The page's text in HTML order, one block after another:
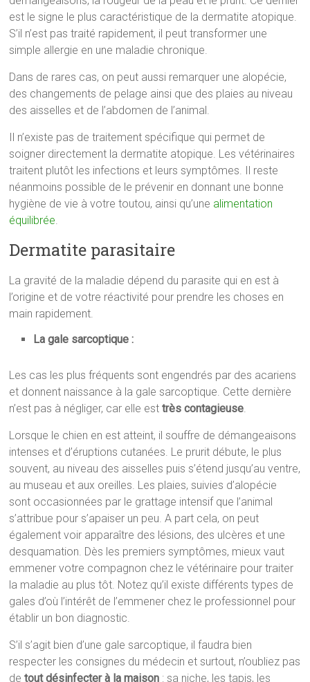
est le signe le plus caractéristique de la dermatite atopique.
S’il n’est pas traité rapidement, il peut transformer une
simple allergie en une maladie chronique.
Dans de rares cas, on peut aussi remarquer une alopécie,
des changements de pelage ainsi que des plaies au niveau
des aisselles et de l’abdomen de l’animal.
Il n’existe pas de traitement spécifique qui permet de
soigner directement la dermatite atopique. Les vétérinaires
traitent plutôt les infections et leurs symptômes. Il reste
néanmoins possible de le prévenir en donnant une bonne
hygiène de vie à votre toutou, ainsi qu’une alimentation
équilibrée
Dermatite parasitaire
La gravité de la maladie dépend du parasite qui en est à
l’origine et de votre réactivité pour prendre les choses en
main rapidement.
La gale sarcoptique :
Les cas les plus fréquents sont engendrés par des acariens
et donnent naissance à la gale sarcoptique. Cette dernière
n’est pas à négliger, car elle esttrès contagieuse
Lorsque le chien en est atteint, il souffre de démangeaisons
intenses et d’éruptions cutanées. Le prurit débute, le plus
souvent, au niveau des aisselles puis s’étend jusqu’au ventre,
au museau et aux oreilles. Les plaies, suivies d’alopécie
sont occasionnées par le grattage intensif que l’animal
s’attribue pour s’apaiser un peu. A part cela, on peut
également voir apparaître des lésions, des ulcères et une
desquamation. Dès les premiers symptômes, mieux vaut
emmener votre compagnon chez le vétérinaire pour traiter
la maladie au plus tôt. Notez qu’il existe différents types de
gales d’où l’intérêt de l’emmener chez le professionnel pour
établir un bon diagnostic.
S’il s’agit bien d’une gale sarcoptique, il faudra bien
respecter les consignes du médecin et surtout, n’oubliez pas
detout désinfecter à la maison : sa niche, les tapis, les